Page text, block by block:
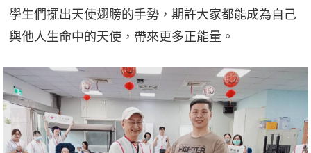
學生們擺出天使翅膀的手勢，期許大家都能成為自己
與他人生命中的天使，帶來更多正能量。